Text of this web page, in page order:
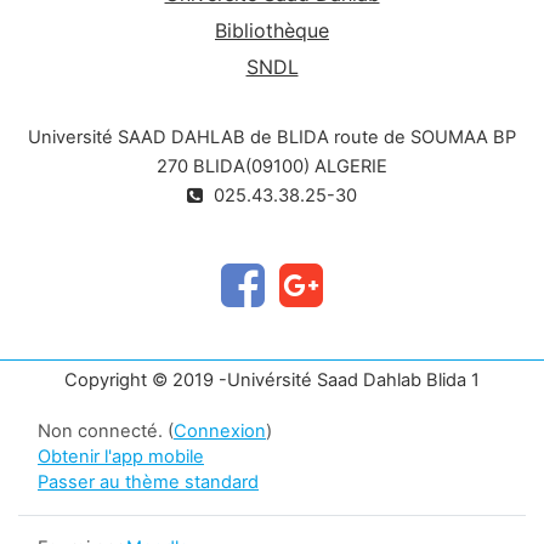
Bibliothèque
SNDL
Université SAAD DAHLAB de BLIDA route de SOUMAA BP
270 BLIDA(09100) ALGERIE
025.43.38.25-30
Copyright © 2019 -Univérsité Saad Dahlab Blida 1
Non connecté. (Connexion)
Obtenir l'app mobile
Passer au thème standard